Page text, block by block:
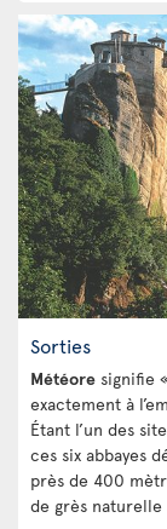
Sorties
Météore signifie
exactement à
Étant l’un des
ces six abbayes
près de 400
de grès